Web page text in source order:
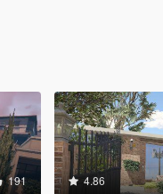
191 4.86